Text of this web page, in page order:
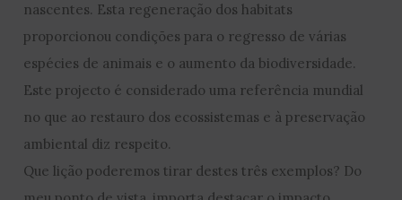
nascentes. Esta regeneração dos habitats
proporcionou condições para o regresso de várias
espécies de animais e o aumento da biodiversidade.
Este projecto é considerado uma referência mundial
no que ao restauro dos ecossistemas e à preservação
ambiental diz respeito.
Que lição poderemos tirar destes três exemplos? Do